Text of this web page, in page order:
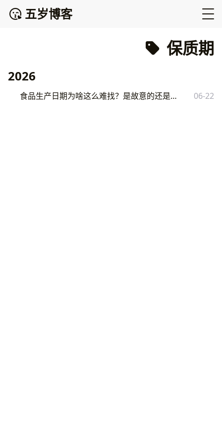
五岁博客
保质期
2026
食品生产日期为啥这么难找？是故意的还是有规定？ 06-22